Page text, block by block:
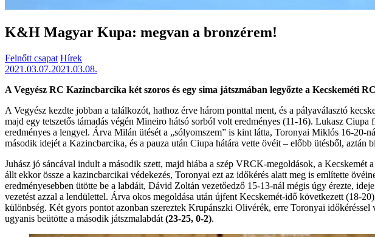
K&H Magyar Kupa: megvan a bronzérem!
Felnőtt csapat Hírek
2021.03.07.2021.03.08.
A Vegyész RC Kazincbarcika két szoros és egy sima játszmában legyőzte a Kecskeméti
A Vegyész kezdte jobban a találkozót, hathoz érve három ponttal ment, és a pályaválasztó
majd egy tetszetős támadás végén Mineiro hátsó sorból volt eredményes (11-16). Lukasz
eredményes a lengyel. Árva Milán ütését a „sólyomszem” is kint látta, Toronyai Miklós 16-
második idejét a Kazincbarcika, és a pauza után Ciupa hátára vette övéit – előbb ütésből, aztán
Juhász jó sáncával indult a második szett, majd hiába a szép VRCK-megoldások, a
állt ekkor össze a kazincbarcikai védekezés, Toronyai ezt az időkérés alatt meg is említette
eredményesebben ütötte be a labdáit, Dávid Zoltán vezetőedző 15-13-nál mégis úgy érezte,
vezetést azzal a lendülettel. Árva okos megoldása után újfent Kecskemét-idő következett (18-
különbség. Két gyors pontot azonban szereztek Krupánszki Olivérék, erre Toronyai
ugyanis beütötte a második játszmalabdát (23-25, 0-2).